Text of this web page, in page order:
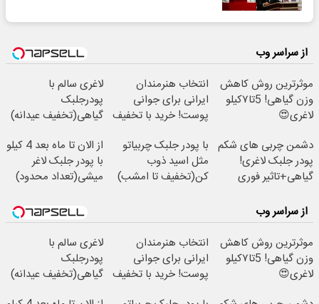
از سراسر وب
موثرترین روش کاهش
وزن گیاهی! 5تا۷کیلو
لاغری😍
انتخاب هنرمندان
ایرانی برای جوانی
پوست! خرید با تخفیف
لاغری سالم با
پودرجلبک
گیاهی(تخفیف عیدانه)
دشمن چربی های شکم
پودر جلبک لاغری!
گیاهی+تاثیر فوری
با پودر جلبک چربیاتو
مثل اسید ذوب
کن(تخفیف تا امشب)
از الان تا ماه بعد 4 کیلو
با پودر جلبک لاغر
میشی(تعداد محدود)
از سراسر وب
موثرترین روش کاهش
وزن گیاهی! 5تا۷کیلو
لاغری😍
انتخاب هنرمندان
ایرانی برای جوانی
پوست! خرید با تخفیف
لاغری سالم با
پودرجلبک
گیاهی(تخفیف عیدانه)